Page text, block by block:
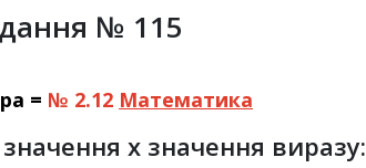
№ 115
= № 2.12 Математика
х значення виразу: